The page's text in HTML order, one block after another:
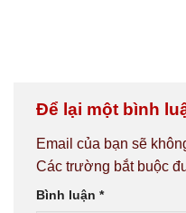
Để lại một bình
Email của bạn sẽ
Các trường bắt buộc
Bình luận *